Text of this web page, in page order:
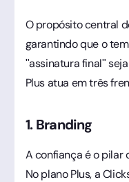
O propósito central
garantindo que o
"assinatura final"
Plus atua em três
1. Branding
A confiança é o pilar
No plano Plus, a